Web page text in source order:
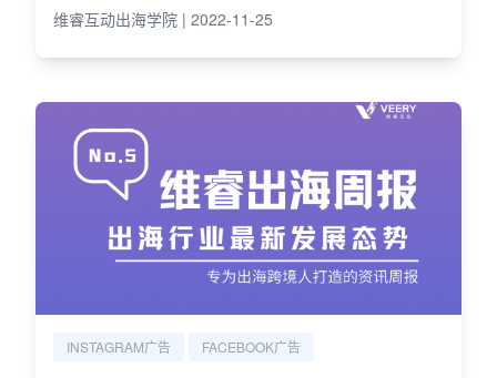
维睿互动出海学院 | 2022-11-25
INSTAGRAM广告 FACEBOOK广告